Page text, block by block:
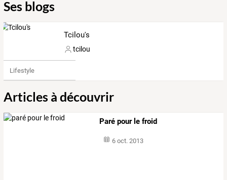
Ses blogs
Tcilou's
tcilou
Lifestyle
Articles à découvrir
Paré pour le froid
6 oct. 2013